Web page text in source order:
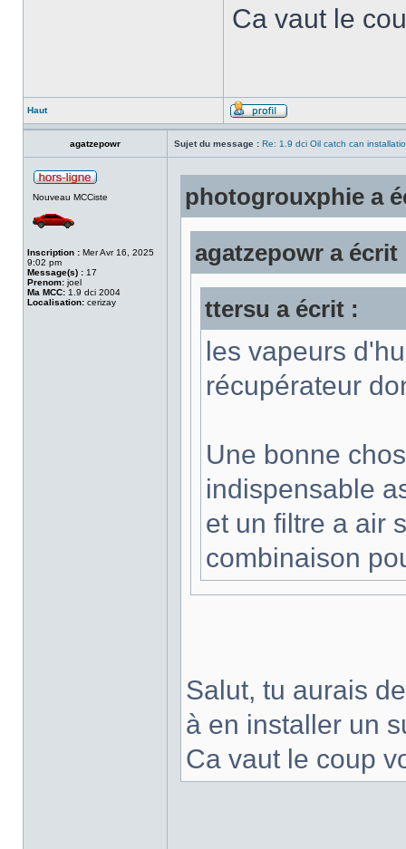
Ca vaut le
Haut
agatzepowr Sujet du message : Re: 1.9 dci Oil catch can
Nouveau MCCiste
Inscription : Mer Avr 16, 2025
9:02 pm
Message(s) : 17
Prenom: joel
Ma MCC: 1.9 dci 2004
Localisation: cerizay
photogrouxphie a
agatzepowr a écrit
ttersu a écrit :
les vapeurs
récupérateur
Une bonne
indispensable
et un filtre a air
combinaison
Salut, tu aurais
à en installer un
Ca vaut le coup